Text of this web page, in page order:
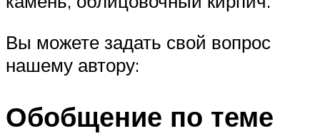
Вы можете задать свой вопрос
нашему автору:
Обобщение по теме